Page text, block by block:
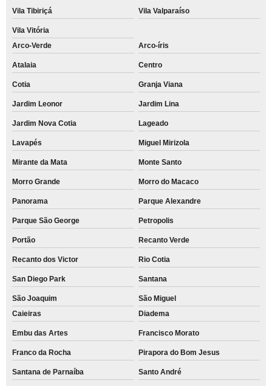
Vila Tibiriçá Vila Valparaíso
Vila Vitória
Arco-Verde
Arco-íris
Atalaia Centro
Cotia Granja Viana
Jardim Leonor Jardim Lina
Jardim Nova Cotia Lageado
Lavapés Miguel Mirizola
Mirante da Mata Monte Santo
Morro Grande Morro do Macaco
Panorama Parque Alexandre
Parque São George Petropolis
Portão Recanto Verde
Recanto dos Victor Rio Cotia
San Diego Park Santana
São Joaquim
São Miguel
Caieiras
Diadema
Embu das Artes Francisco Morato
Franco da Rocha Pirapora do Bom Jesus
Santana de Parnaíba Santo André